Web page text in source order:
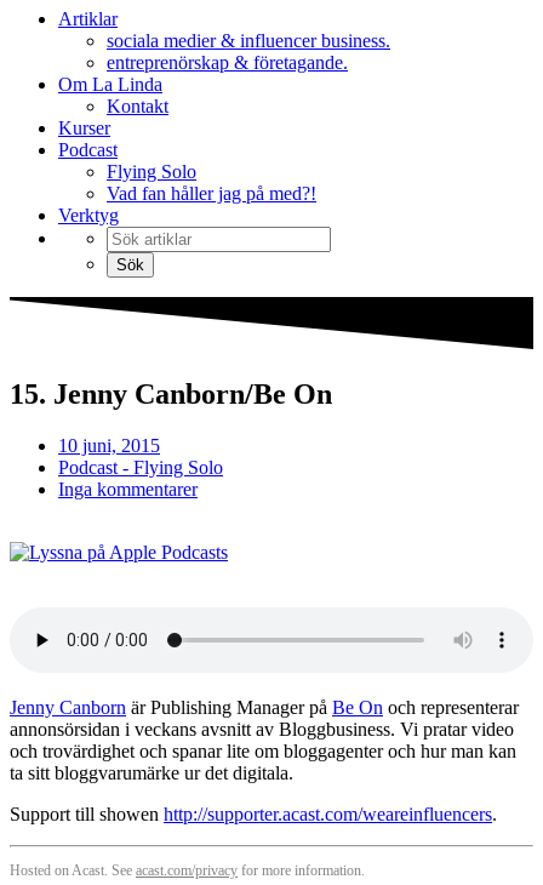
Artiklar
sociala medier & influencer business.
entreprenörskap & företagande.
Om La Linda
Kontakt
Kurser
Podcast
Flying Solo
Vad fan håller jag på med?!
Verktyg
15. Jenny Canborn/Be On
10 juni, 2015
Podcast - Flying Solo
Inga kommentarer
Jenny Canborn är Publishing Manager på Be On och representerar
annonsörsidan i veckans avsnitt av Bloggbusiness. Vi pratar video
och trovärdighet och spanar lite om bloggagenter och hur man kan
ta sitt bloggvarumärke ur det digitala.
Support till showen http://supporter.acast.com/weareinfluencers.
Hosted on Acast. See acast.com/privacy for more information.